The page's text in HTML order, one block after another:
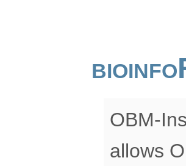
OBM-
allows